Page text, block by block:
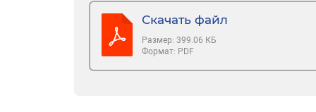
Скачать файл
Размер: 399.06 КБ
Формат: PDF